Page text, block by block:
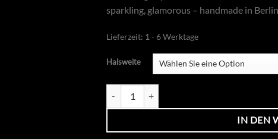
sparkling, glamorous – handmade in
Lieferzeit: 1 - 6 Werktage
Halsweite
IN DEN